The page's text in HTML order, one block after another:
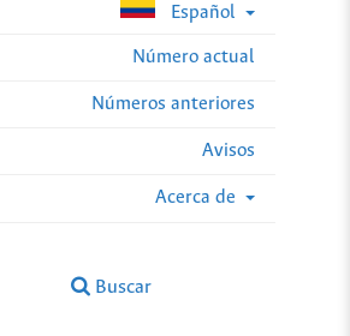
Español
Número actual
Números anteriores
Avisos
Acerca de
Buscar